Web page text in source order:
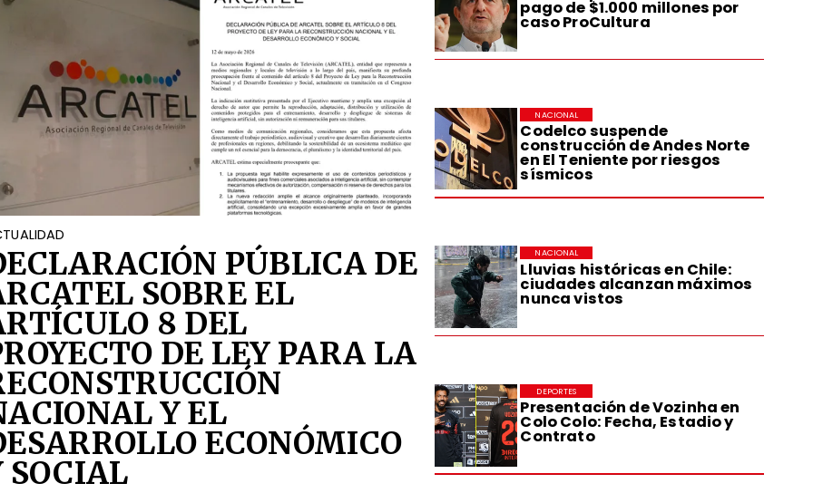
pago de $1.000 millones por
caso ProCultura
Codelco suspende
construcción de Andes Norte
en El Teniente por riesgos
sísmicos
NACIONAL
Lluvias históricas en Chile:
ciudades alcanzan máximos
nunca vistos
NACIONAL
Presentación de Vozinha en
Colo Colo: Fecha, Estadio y
Contrato
DEPORTES
PÚBLICA DE
SOBRE EL
8 DEL
DE LEY PARA LA
Y EL
ECONÓMICO
SOCIAL